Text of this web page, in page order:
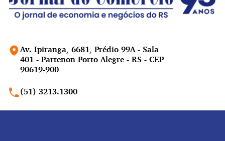
Av. Ipiranga, 6681, Prédio 99A - Sala
401 - Partenon Porto Alegre - RS - CEP
90619-900
(51) 3213.1300